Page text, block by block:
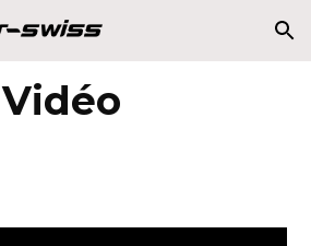
Skip to navigation
Vidéo